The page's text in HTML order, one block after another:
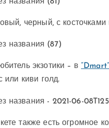
черный, с
экзотики – в “Dmart”
или киви голд.
также есть огромное